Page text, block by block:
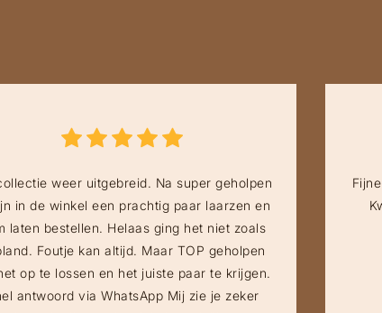
weer uitgebreid. Na super geholpen
in de winkel een prachtig paar laarzen en
laten bestellen. Helaas ging het niet zoals
Foutje kan altijd. Maar TOP geholpen
op te lossen en het juiste paar te krijgen.
antwoord via WhatsApp Mij zie je zeker